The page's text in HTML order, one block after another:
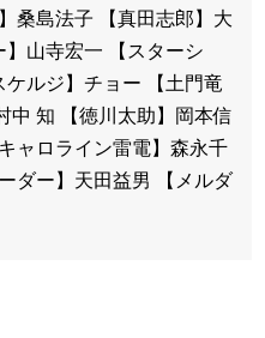
桑島法子 【真田志郎】大
山寺宏一 【スターシ
ルジ】チョー 【土門竜
中 知 【徳川太助】岡本信
ャロライン雷電】森永千
ダー】天田益男 【メルダ